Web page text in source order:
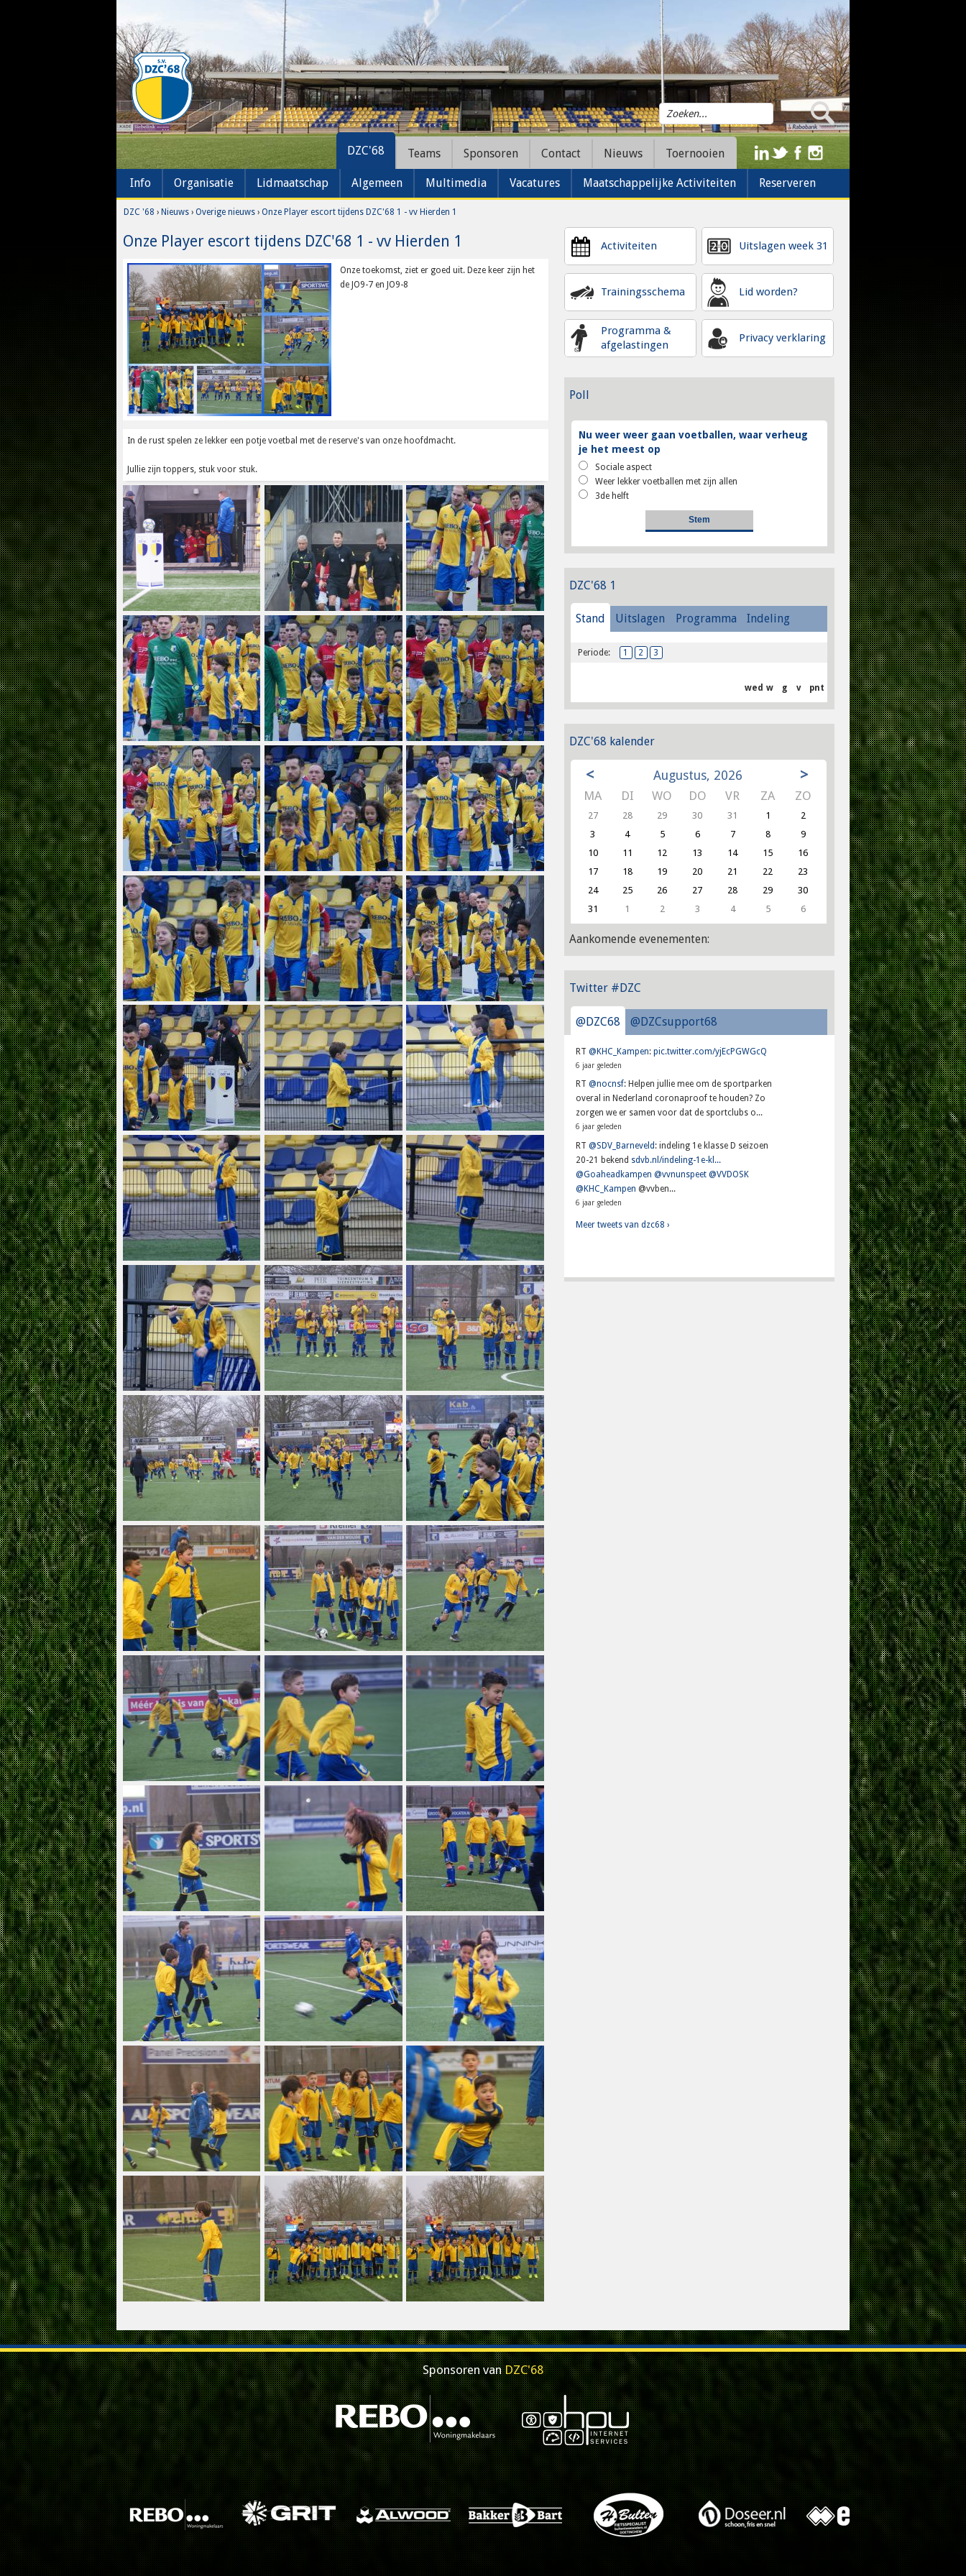
DZC'68
Info Organisatie Lidmaatschap Algemeen Multimedia Vacatures Maatschappelijke Activiteiten Reserveren
Teams Sponsoren Contact Nieuws Toernooien
DZC '68 › Nieuws ›Overige nieuws ›Onze Player escort tijdens DZC'68 1 - vv Hierden 1
Onze Player escort tijdens DZC'68 1 - vv Hierden 1
Onze toekomst, ziet er goed uit. Deze keer zijn het
de JO9-7 en JO9-8
In de rust spelen ze lekker een potje voetbal met de reserve's van onze hoofdmacht.
Jullie zijn toppers, stuk voor stuk.
Activiteiten
Trainingsschema
Programma &
afgelastingen
Uitslagen week 31
Lid worden?
Privacy verklaring
Poll
Nu weer weer gaan voetballen, waar verheug
je het meest op
Sociale aspect
Weer lekker voetballen met zijn allen
3de helft
DZC'68 1
Stand Uitslagen Programma Indeling
Periode: 1 2 3
wed w g v pnt
DZC'68 kalender
< Augustus, 2026 >
MA DI WO DO VR ZA ZO
27 28 29 30 31 1
2
3
4 5 6 7 8
9
10
11 12 13 14 15
16
17
18 19 20 21 22
23
24
25 26 27 28 29
30
31
1 2 3 4 5 6
Aankomende evenementen:
Twitter #DZC
@DZC68 @DZCsupport68
RT@KHC_Kampen:pic.twitter.com/yjEcPGWGcQ
6 jaar geleden
RT@nocnsf: Helpen jullie mee om de sportparken
overal in Nederland coronaproof te houden? Zo
zorgen we er samen voor dat de sportclubs o...
6 jaar geleden
RT@SDV_Barneveld : indeling 1e klasse D seizoen
20-21 bekend sdvb.nl/indeling-1e-kl...
@Goaheadkampen @vvnunspeet @VVDOSK
@KHC_Kampen @vvben...
6 jaar geleden
Meer tweets van dzc68 ›
Sponsoren vanDZC'68